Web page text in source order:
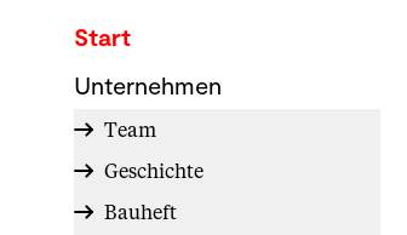
Start
Unternehmen
Team
Geschichte
Bauheft